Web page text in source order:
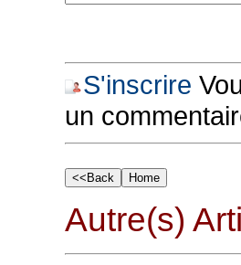
S'inscrire
un
Autre(s)